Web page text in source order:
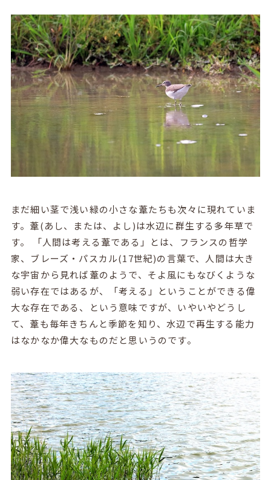
まだ細い茎で浅い緑の小さな葦たちも次々に現れていま
す。葦(あし、または、よし)は水辺に群生する多年草で
す。 「人間は考える葦である」とは、フランスの哲学
家、ブレーズ・パスカル(17世紀)の言葉で、人間は大き
な宇宙から見れば葦のようで、そよ風にもなびくような
弱い存在ではあるが、「考える」ということができる偉
大な存在である、という意味ですが、いやいやどうし
て、葦も毎年きちんと季節を知り、水辺で再生する能力
はなかなか偉大なものだと思いうのです。